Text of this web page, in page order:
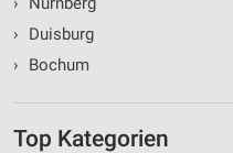
›
Duisburg
›
Bochum
Top Kategorien